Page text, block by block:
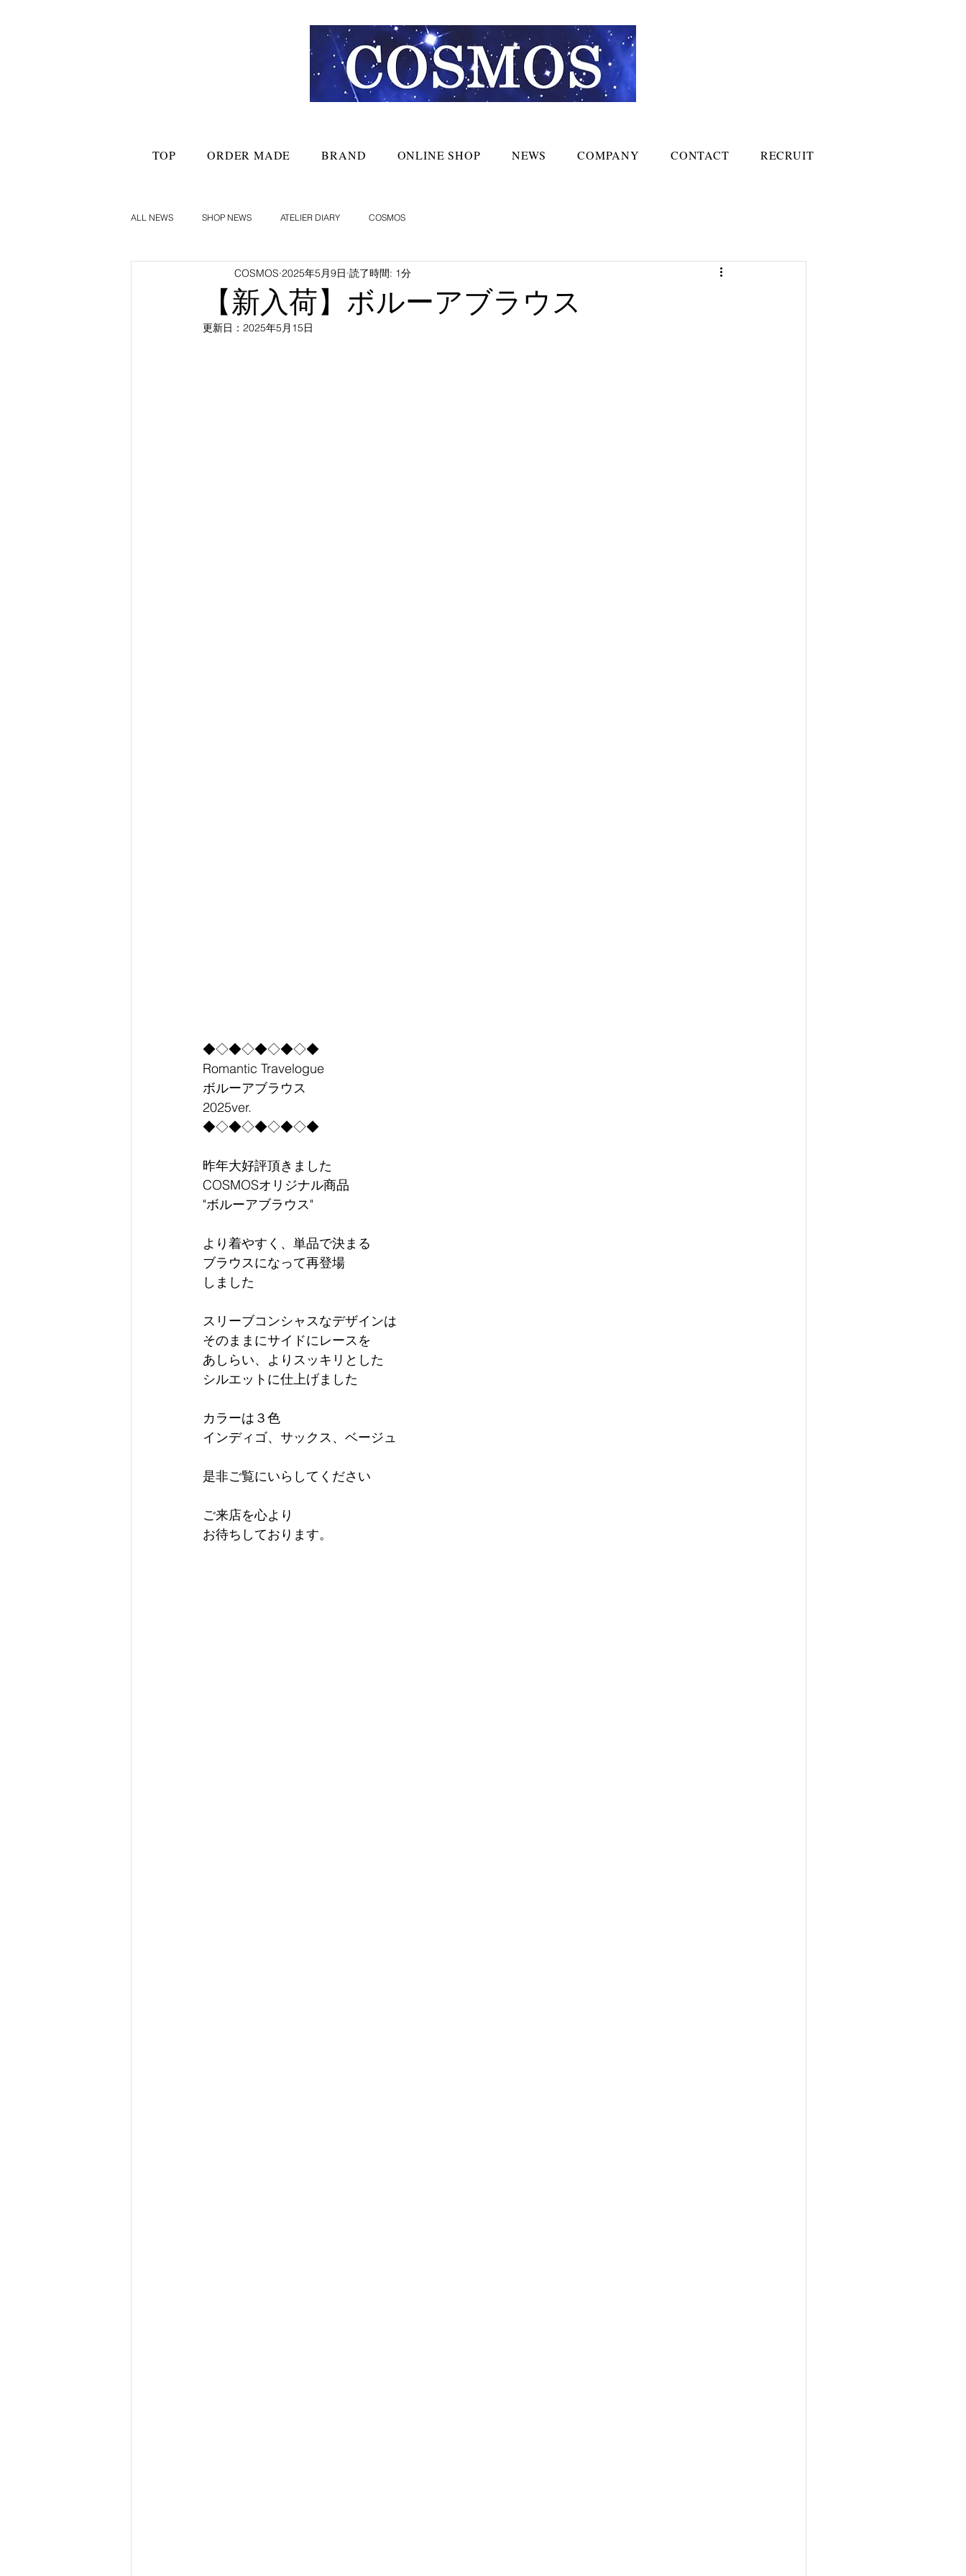
TOP ORDER MADE BRAND ONLINE SHOP NEWS COMPANY CONTACT RECRUIT
ALL NEWS SHOP NEWS ATELIER DIARY COSMOS
【新入荷】ボルーアブラウス
COSMOS 2025年5月9日 読了時間: 1分
更新日： 2025年5月15日
◆◇◆◇◆◇◆◇◆
Romantic Travelogue
ボルーアブラウス
2025ver.
◆◇◆◇◆◇◆◇◆
昨年大好評頂きました
COSMOSオリジナル商品
"ボルーアブラウス"
より着やすく、単品で決まる
ブラウスになって再登場
しました
スリーブコンシャスなデザインは
そのままにサイドにレースを
あしらい、よりスッキリとした
シルエットに仕上げました
カラーは３色
インディゴ、サックス、ベージュ
是非ご覧にいらしてください
ご来店を心より
お待ちしております。